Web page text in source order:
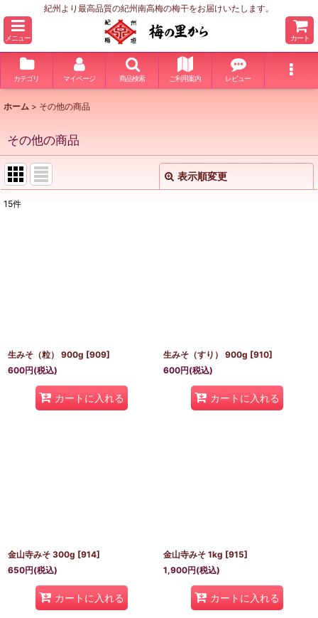
紀州より最高品質の紀州南高梅の梅干をお届けいたします。
メニュー カート
カテゴリ マイページ 商品検索 ご利用案内 レビュー
ホーム > その他の商品
その他の商品
表示順変更
15件
生みそ（粒） 900g [909]
600円(税込)
カートに入れる
生みそ（すり） 900g [910]
600円(税込)
カートに入れる
金山寺みそ 300g [914]
650円(税込)
カートに入れる
金山寺みそ 1kg [915]
1,900円(税込)
カートに入れる